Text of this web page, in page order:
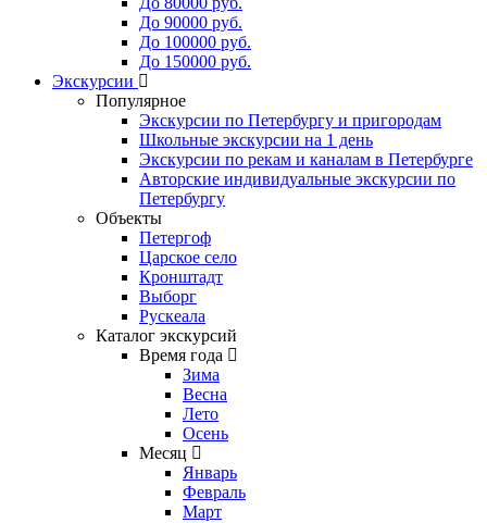
До 90000 руб.
До 100000 руб.
До 150000 руб.
Экскурсии
Популярное
Экскурсии по Петербургу и пригородам
Школьные экскурсии на 1 день
Экскурсии по рекам и каналам в Петербурге
Авторские индивидуальные экскурсии по
Петербургу
Объекты
Петергоф
Царское село
Кронштадт
Выборг
Рускеала
Каталог экскурсий
Время года
Зима
Весна
Лето
Осень
Месяц
Январь
Февраль
Март